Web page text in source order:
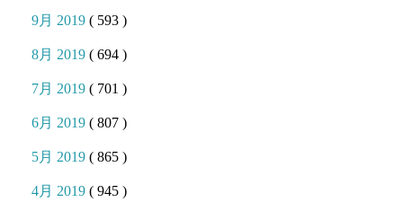
9月 2019( 593 )
8月 2019( 694 )
7月 2019( 701 )
6月 2019( 807 )
5月 2019( 865 )
4月 2019( 945 )